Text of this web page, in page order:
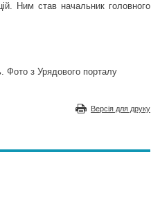
Ним став начальник головного
Фото з Урядового порталу
Версія для друку